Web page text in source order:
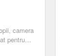
camera
pentru